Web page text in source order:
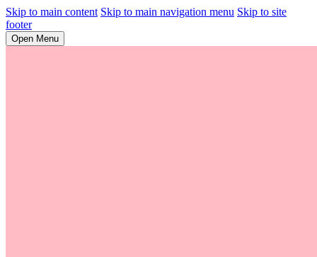
Skip to main content Skip to main navigation menu Skip to site
footer
Open Menu